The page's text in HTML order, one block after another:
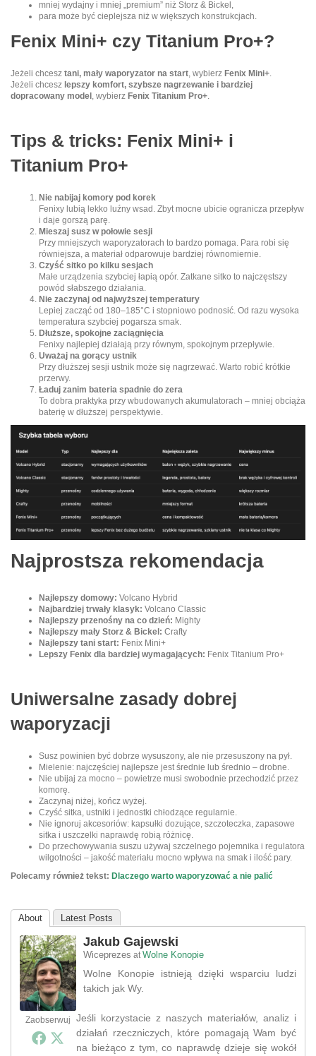
mniej wydajny i mniej „premium” niż Storz & Bickel,
para może być cieplejsza niż w większych konstrukcjach.
Fenix Mini+ czy Titanium Pro+?
Jeżeli chcesz tani, mały waporyzator na start, wybierz Fenix Mini+.
Jeżeli chcesz lepszy komfort, szybsze nagrzewanie i bardziej
dopracowany model , wybierz Fenix Titanium Pro+.
Tips & tricks: Fenix Mini+ i
Titanium Pro+
Nie nabijaj komory pod korek
Fenixy lubią lekko luźny wsad. Zbyt mocne ubicie ogranicza przepływ
i daje gorszą parę.
Mieszaj susz w połowie sesji
Przy mniejszych waporyzatorach to bardzo pomaga. Para robi się
równiejsza, a materiał odparowuje bardziej równomiernie.
Czyść sitko po kilku sesjach
Małe urządzenia szybciej łapią opór. Zatkane sitko to najczęstszy
powód słabszego działania.
Nie zaczynaj od najwyższej temperatury
Lepiej zacząć od 180–185°C i stopniowo podnosić. Od razu wysoka
temperatura szybciej pogarsza smak.
Dłuższe, spokojne zaciągnięcia
Fenixy najlepiej działają przy równym, spokojnym przepływie.
Uważaj na gorący ustnik
Przy dłuższej sesji ustnik może się nagrzewać. Warto robić krótkie
przerwy.
Ładuj zanim bateria spadnie do zera
To dobra praktyka przy wbudowanych akumulatorach – mniej obciąża
baterię w dłuższej perspektywie.
Najprostsza rekomendacja
Najlepszy domowy: Volcano Hybrid
Najbardziej trwały klasyk: Volcano Classic
Najlepszy przenośny na co dzień: Mighty
Najlepszy mały Storz & Bickel: Crafty
Najlepszy tani start: Fenix Mini+
Lepszy Fenix dla bardziej wymagających: Fenix Titanium Pro+
Uniwersalne zasady dobrej
waporyzacji
Susz powinien być dobrze wysuszony, ale nie przesuszony na pył.
Mielenie: najczęściej najlepsze jest średnie lub średnio – drobne.
Nie ubijaj za mocno – powietrze musi swobodnie przechodzić przez
komorę.
Zaczynaj niżej, kończ wyżej.
Czyść sitka, ustniki i jednostki chłodzące regularnie.
Nie ignoruj akcesoriów: kapsułki dozujące, szczoteczka, zapasowe
sitka i uszczelki naprawdę robią różnicę.
Do przechowywania suszu używaj szczelnego pojemnika i regulatora
wilgotności – jakość materiału mocno wpływa na smak i ilość pary.
Polecamy również tekst: Dlaczego warto waporyzować a nie palić
About Latest Posts
Zaobserwuj
Jakub Gajewski
Wiceprezes atWolne Konopie
Wolne Konopie istnieją dzięki wsparciu ludzi
takich jak Wy.
Jeśli korzystacie z naszych materiałów, analiz i
działań rzeczniczych, które pomagają Wam być
na bieżąco z tym, co naprawdę dzieje się wokół